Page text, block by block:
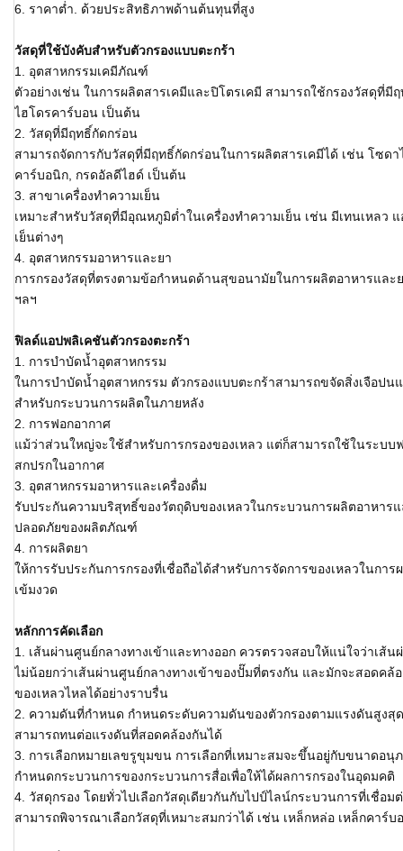
6. ราคาต่ำ. ด้วยประสิทธิภาพด้านต้นทุนที่สูง
วัสดุที่ใช้บังคับสำหรับตัวกรองแบบตะกร้า
1. อุตสาหกรรมเคมีภัณฑ์
ตัวอย่างเช่น ในการผลิตสารเคมีและปิโตรเคมี สามารถใช้กรองวัสดุที่
ไฮโดรคาร์บอน เป็นต้น
2. วัสดุที่มีฤทธิ์กัดกร่อน
สามารถจัดการกับวัสดุที่มีฤทธิ์กัดกร่อนในการผลิตสารเคมีได้ เช่น โซ
คาร์บอนิก, กรดอัลดีไฮด์ เป็นต้น
3. สาขาเครื่องทำความเย็น
เหมาะสำหรับวัสดุที่มีอุณหภูมิต่ำในเครื่องทำความเย็น เช่น มีเทนเหลว
เย็นต่างๆ
4. อุตสาหกรรมอาหารและยา
การกรองวัสดุที่ตรงตามข้อกำหนดด้านสุขอนามัยในการผลิตอาหารแล
ฯลฯ
ฟิลด์แอปพลิเคชันตัวกรองตะกร้า
1. การบำบัดน้ำอุตสาหกรรม
ในการบำบัดน้ำอุตสาหกรรม ตัวกรองแบบตะกร้าสามารถขจัดสิ่งเจือป
สำหรับกระบวนการผลิตในภายหลัง
2. การฟอกอากาศ
แม้ว่าส่วนใหญ่จะใช้สำหรับการกรองของเหลว แต่ก็สามารถใช้ในระบบ
สกปรกในอากาศ
3. อุตสาหกรรมอาหารและเครื่องดื่ม
รับประกันความบริสุทธิ์ของวัตถุดิบของเหลวในกระบวนการผลิตอาหา
ปลอดภัยของผลิตภัณฑ์
4. การผลิตยา
ให้การรับประกันการกรองที่เชื่อถือได้สำหรับการจัดการของเหลวในก
เข้มงวด
หลักการคัดเลือก
1. เส้นผ่านศูนย์กลางทางเข้าและทางออก ควรตรวจสอบให้แน่ใจว่าเส้
ไม่น้อยกว่าเส้นผ่านศูนย์กลางทางเข้าของปั๊มที่ตรงกัน และมักจะสอดคล้
ของเหลวไหลได้อย่างราบรื่น
2. ความดันที่กำหนด กำหนดระดับความดันของตัวกรองตามแรงดันสูงสุ
สามารถทนต่อแรงดันที่สอดคล้องกันได้
3. การเลือกหมายเลขรูขุมขน การเลือกที่เหมาะสมจะขึ้นอยู่กับขนาดอนุ
กำหนดกระบวนการของกระบวนการสื่อเพื่อให้ได้ผลการกรองในอุดมคติ
4. วัสดุกรอง โดยทั่วไปเลือกวัสดุเดียวกันกับไปป์ไลน์กระบวนการที่เชื่อ
สามารถพิจารณาเลือกวัสดุที่เหมาะสมกว่าได้ เช่น เหล็กหล่อ เหล็กคาร์